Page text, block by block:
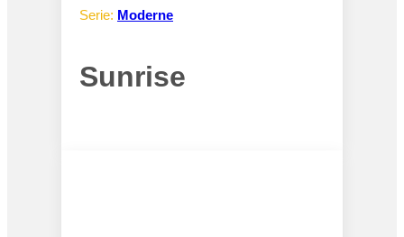
Serie: Moderne
Sunrise